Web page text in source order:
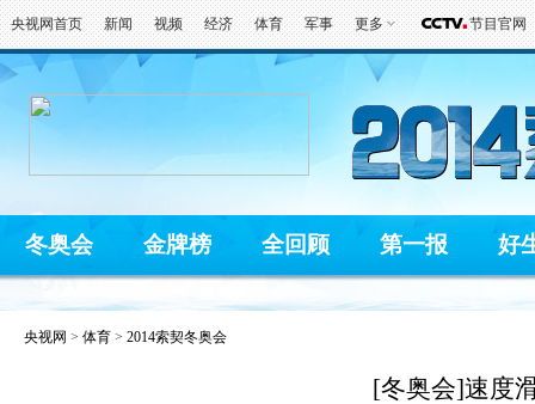
央视网首页 新闻 视频 经济 体育 军事 更多 节目官网
冬奥会 金牌榜 全回顾 第一报 好
央视网 > 体育 > 2014索契冬奥会
[冬奥会]速度